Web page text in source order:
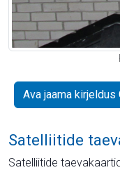
Ava jaama kirjeldus
Satelliitide
Satelliitide